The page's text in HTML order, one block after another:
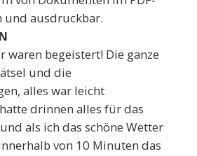
und ausdruckbar.
waren begeistert! Die ganze
und die
alles war leicht
drinnen alles für das
als ich das schöne Wetter
von 10 Minuten das